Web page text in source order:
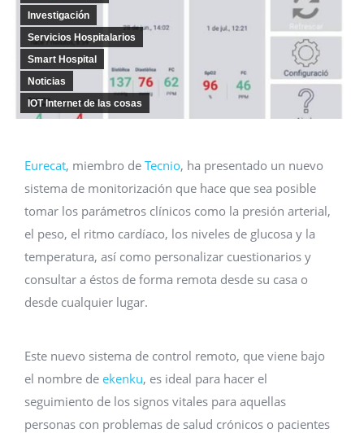
Investigación
Servicios Hospitalarios
Smart Hospital
Noticias
IOT Internet de las cosas
Eurecat, miembro de Tecnio, ha presentado un nuevo
sistema de monitorización que hace que sea posible
tomar los parámetros clínicos como la presión arterial,
el peso, el ritmo cardíaco, los niveles de glucosa y la
temperatura, así como personalizar cuestionarios y
consultar a éstos de forma remota desde su casa o
desde cualquier lugar.
Este nuevo sistema de control remoto, que viene bajo
el nombre de ekenku, es ideal para hacer el
seguimiento de los signos vitales para aquellas
personas con problemas de salud crónicos o pacientes